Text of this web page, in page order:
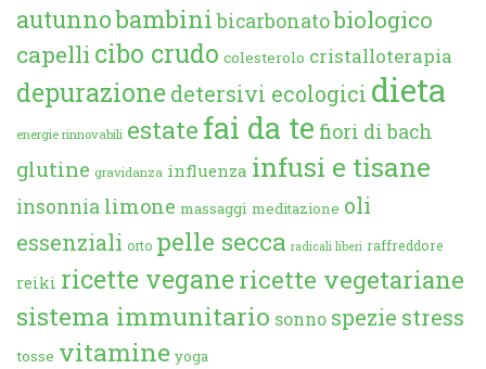
autunnobambini bicarbonatobiologico
capelli cibo crudo colesterolo cristalloterapia
depurazione detersivi ecologici dieta
energie rinnovabili estate fai da te fiori di bach
glutine gravidanza influenza infusi e tisane
insonnia limone massaggi meditazione oli
essenziali orto pelle secca radicali liberi raffreddore
reiki ricette veganericette vegetariane
sistema immunitario sonno spezie stress
tosse vitamine yoga